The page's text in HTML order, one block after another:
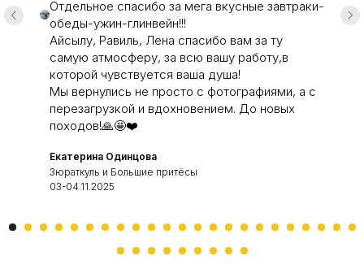
Отдельное спасибо за мега вкусные завтраки-
обеды-ужин-глинвейн!!!
Айсылу, Равиль, Лена спасибо вам за ту
самую атмосферу, за всю вашу работу,в
которой чувствуется ваша душа!
Мы вернулись не просто с фотографиями, а с
перезагрузкой и вдохновением. До новых
походов!🙏🤩❤️
Екатерина Одинцова
Зюраткуль и Большие притёсы
03-04.11.2025